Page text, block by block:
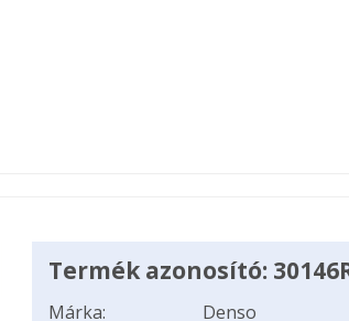
Termék azonosító:
Márka:
Denso